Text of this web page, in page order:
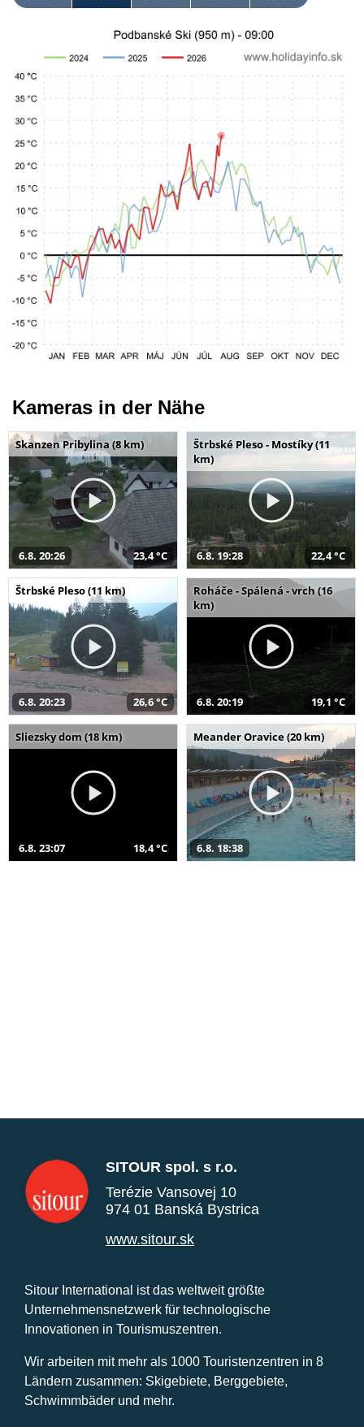
Kameras in der Nähe
Skanzen Pribylina (8 km)
6.8. 20:26 23,4 °C
Štrbské Pleso - Mostíky (11
km)
6.8. 19:28 22,4 °C
Štrbské Pleso (11 km)
6.8. 20:23 26,6 °C
Roháče - Spálená - vrch (16
km)
6.8. 20:19 19,1 °C
Sliezsky dom (18 km)
6.8. 23:07 18,4 °C
Meander Oravice (20 km)
6.8. 18:38
SITOUR spol. s r.o.
Terézie Vansovej 10
974 01 Banská Bystrica
www.sitour.sk
Sitour International ist das weltweit größte
Unternehmensnetzwerk für technologische
Innovationen in Tourismuszentren.
Wir arbeiten mit mehr als 1000 Touristenzentren in 8
Ländern zusammen: Skigebiete, Berggebiete,
Schwimmbäder und mehr.